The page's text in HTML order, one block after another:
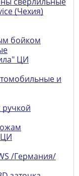
(Чехия)
бойком
ЦИ
и
/Германия/